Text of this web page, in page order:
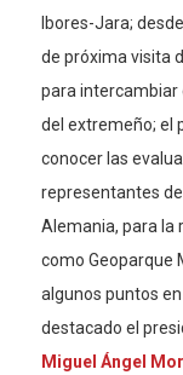
Ibores-Jara;
de próxima visita
para intercambiar
del extremeño; el
conocer las
representantes de
Alemania, para la
como Geoparque
algunos puntos
destacado el
Miguel Ángel